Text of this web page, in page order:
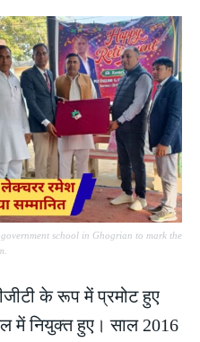
school in Ghogrian to mark the
के रूप में प्रमोट हुए
में नियुक्त हुए। साल 2016